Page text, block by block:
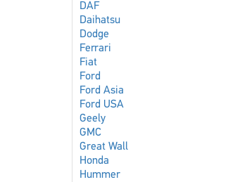
DAF
Daihatsu
Dodge
Ferrari
Fiat
Ford
Ford Asia
Ford USA
Geely
GMC
Great Wall
Honda
Hummer